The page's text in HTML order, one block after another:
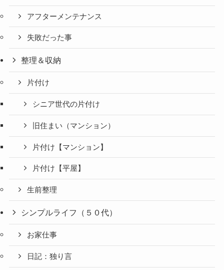
アフターメンテナンス
失敗だった事
整理＆収納
片付け
シニア世代の片付け
旧住まい（マンション）
片付け【マンション】
片付け【平屋】
生前整理
シンプルライフ（５０代）
お家仕事
日記：独り言